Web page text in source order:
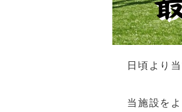
日頃より
当施設を